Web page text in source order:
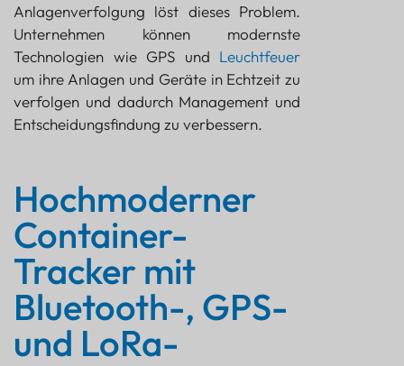
Anlagenverfolgung löst dieses Problem.
Unternehmen können modernste
Technologien wie GPS und Leuchtfeuer
um ihre Anlagen und Geräte in Echtzeit zu
verfolgen und dadurch Management und
Entscheidungsfindung zu verbessern.
Hochmoderner
Container-
Tracker mit
Bluetooth-, GPS-
und LoRa-